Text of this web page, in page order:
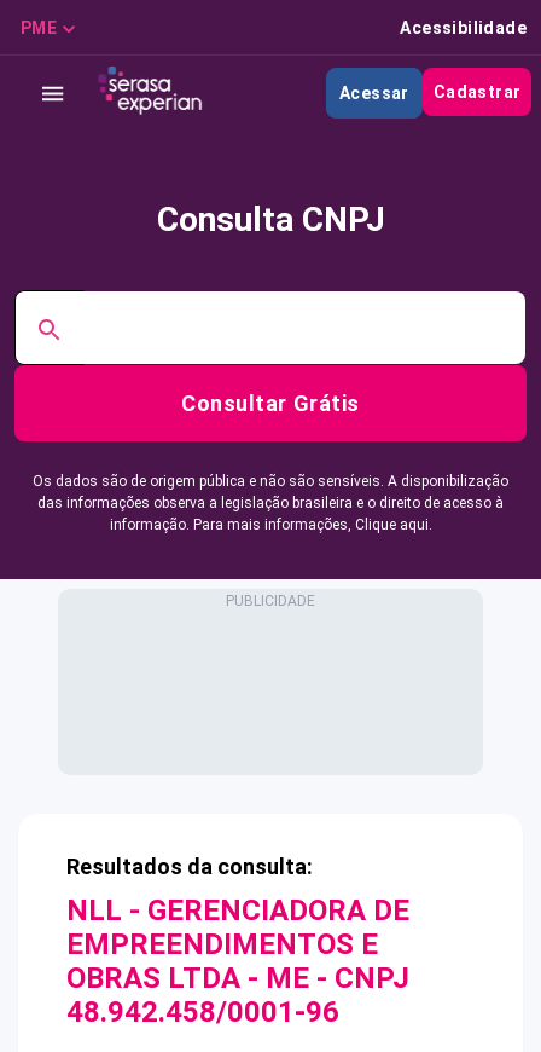
PME Acessibilidade
Acessar Cadastrar
Consulta CNPJ
Consultar Grátis
Os dados são de origem pública e não são sensíveis. A disponibilização
das informações observa a legislação brasileira e o direito de acesso à
informação. Para mais informações, Clique aqui.
Resultados da consulta:
NLL - GERENCIADORA DE
EMPREENDIMENTOS E
OBRAS LTDA - ME - CNPJ
48.942.458/0001-96